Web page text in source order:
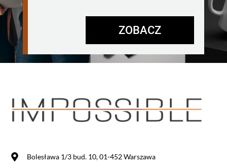
ZOBACZ
Bolesława 1/3 bud. 10, 01-452 Warszawa